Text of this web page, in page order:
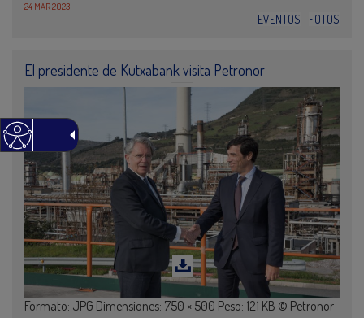
24 MAR 2023
EVENTOS FOTOS
El presidente de Kutxabank visita Petronor
Formato: JPG Dimensiones: 750 × 500 Peso: 121 KB © Petronor